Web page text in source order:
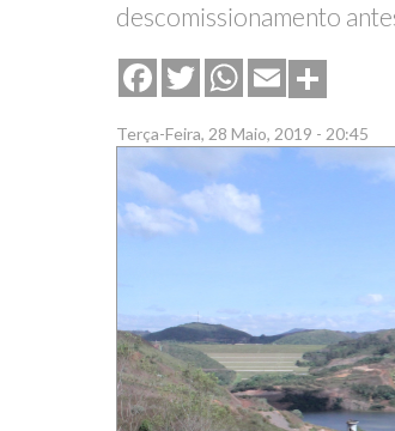
descomissionamento
FacebookTwitterWhatsApp
Email
Terça-Feira, 28 Maio, 2019 - 20:45